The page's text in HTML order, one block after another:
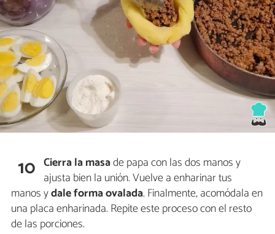
10 Cierra la masade papa con las dos manos y
ajusta bien la unión. Vuelve a enharinar tus
manos ydaleforma ovalada. Finalmente, acomódala en
una placa enharinada. Repite este proceso con el resto
de las porciones.